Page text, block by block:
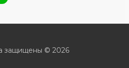
защищены © 2026